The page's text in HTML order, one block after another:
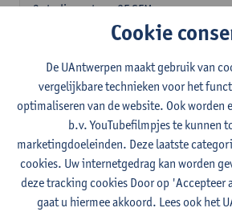
2E SEM
3studiepunten
Linda Beenaerts
2-Wiskunde
2E SEM
studiepunten
Lesgever(s):
Rudi Penne Jeffrey
Stijn Dierckx
Annelies
Senne Ignoul
Specifiek deel
15 studiepunten
Cookie
De UAntwerpen maakt gebruik van
vergelijkbare technieken voor het
optimaliseren van de website. Ook worden
b.v. YouTubefilmpjes te kunnen
marketingdoeleinden. Deze laatste
cookies. Uw internetgedrag kan worden
deze tracking cookies Door op 'Accepteer
gaat u hiermee akkoord. Lees ook het